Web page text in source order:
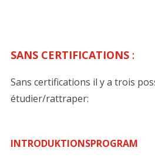
SANS CERTIFICATIONS :
Sans certifications il y a trois
étudier/rattraper:
INTRODUKTIONSPROGRAM